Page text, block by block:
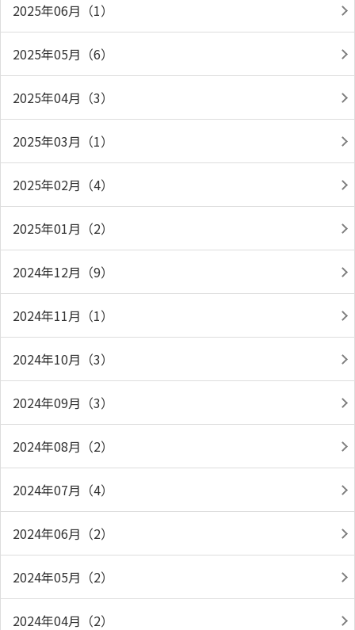
2025年06月（1）
2025年05月（6）
2025年04月（3）
2025年03月（1）
2025年02月（4）
2025年01月（2）
2024年12月（9）
2024年11月（1）
2024年10月（3）
2024年09月（3）
2024年08月（2）
2024年07月（4）
2024年06月（2）
2024年05月（2）
2024年04月（2）